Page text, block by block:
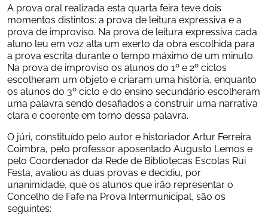
A prova oral realizada esta quarta feira teve dois
momentos distintos: a prova de leitura expressiva e a
prova de improviso. Na prova de leitura expressiva cada
aluno leu em voz alta um exerto da obra escolhida para
a prova escrita durante o tempo máximo de um minuto.
Na prova de improviso os alunos do 1º e 2º ciclos
escolheram um objeto e criaram uma história, enquanto
os alunos do 3º ciclo e do ensino secundário escolheram
uma palavra sendo desafiados a construir uma narrativa
clara e coerente em torno dessa palavra.
O júri, constituído pelo autor e historiador Artur Ferreira
Coimbra, pelo professor aposentado Augusto Lemos e
pelo Coordenador da Rede de Bibliotecas Escolas Rui
Festa, avaliou as duas provas e decidiu, por
unanimidade, que os alunos que irão representar o
Concelho de Fafe na Prova Intermunicipal, são os
seguintes: